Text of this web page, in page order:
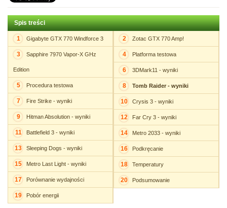
Spis treści
1 Gigabyte GTX 770 Windforce 3
3 Sapphire 7970 Vapor-X GHz
Edition
5 Procedura testowa
7 Fire Strike - wyniki
9 Hitman Absolution - wyniki
11 Battlefield 3 - wyniki
13 Sleeping Dogs - wyniki
15 Metro Last Light - wyniki
17 Porównanie wydajności
19 Pobór energii
2 Zotac GTX 770 Amp!
4 Platforma testowa
6 3DMark11 - wyniki
8 Tomb Raider - wyniki
10 Crysis 3 - wyniki
12 Far Cry 3 - wyniki
14 Metro 2033 - wyniki
16 Podkręcanie
18 Temperatury
20 Podsumowanie